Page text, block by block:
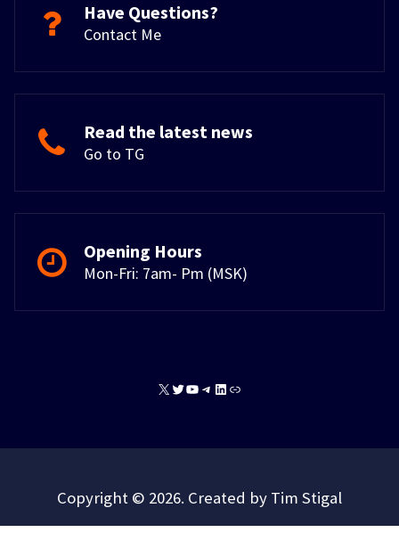
Have Questions?
Contact Me
Read the latest news
Go to TG
Opening Hours
Mon-Fri: 7am- Pm (MSK)
X TwitterYouTube
Telegram
LinkedIn
Copyright © 2026. Created by Tim Stigal